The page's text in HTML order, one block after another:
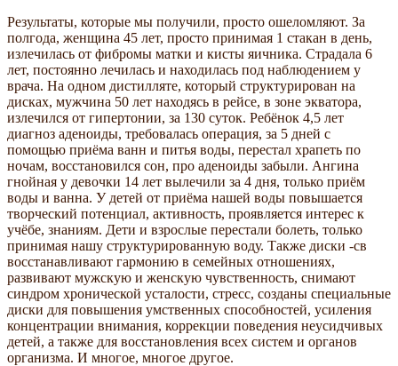
Результаты, которые мы получили, просто ошеломляют. За
полгода, женщина 45 лет, просто принимая 1 стакан в день,
излечилась от фибромы матки и кисты яичника. Страдала 6
лет, постоянно лечилась и находилась под наблюдением у
врача. На одном дистилляте, который структурирован на
дисках, мужчина 50 лет находясь в рейсе, в зоне экватора,
излечился от гипертонии, за 130 суток. Ребёнок 4,5 лет
диагноз аденоиды, требовалась операция, за 5 дней с
помощью приёма ванн и питья воды, перестал храпеть по
ночам, восстановился сон, про аденоиды забыли. Ангина
гнойная у девочки 14 лет вылечили за 4 дня, только приём
воды и ванна. У детей от приёма нашей воды повышается
творческий потенциал, активность, проявляется интерес к
учёбе, знаниям. Дети и взрослые перестали болеть, только
принимая нашу структурированную воду. Также диски -св
восстанавливают гармонию в семейных отношениях,
развивают мужскую и женскую чувственность, снимают
синдром хронической усталости, стресс, созданы специальные
диски для повышения умственных способностей, усиления
концентрации внимания, коррекции поведения неусидчивых
детей, а также для восстановления всех систем и органов
организма. И многое, многое другое.